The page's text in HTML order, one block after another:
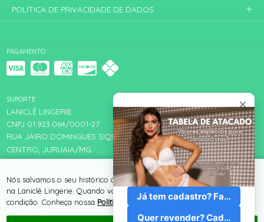
PAGAMENTO
SUPORTE
LANICLÊ LINGERIE
CNPJ 01.923.064/0001-27
RUA JAIRO DOMINGUES SIQUEIRA, 471
CENTRO, JURUAIA/MG
CEP 37805-000
TELEFONE +55 (35) 3553-2550
WHATSAPP +55 (35) 99216-3456
adm@lanicle.com.br
POLÍTICA DE PRIVACIDADE DE DADOS
Nós salvamos o seu histórico de uso pra oferecer a melhor experiência
na Laniclê Lingerie. Quando você navega no nosso site, aceita esta
condição. Conheça nossa Política de Cookies e Privacidade